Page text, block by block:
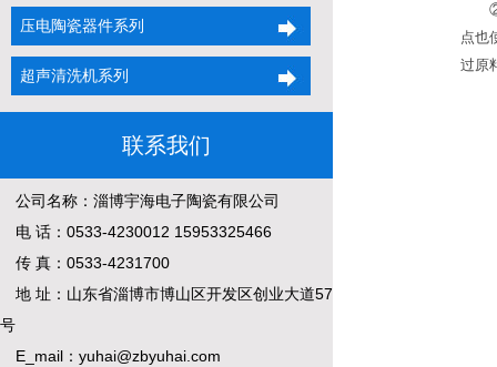
压电陶瓷器件系列
超声清洗机系列
联系我们
公司名称：淄博宇海电子陶瓷有限公司
电 话：0533-4230012 15953325466
传 真：0533-4231700
地 址：山东省淄博市博山区开发区创业大道57
号
E_mail：yuhai@zbyuhai.com
②与
点也
过原